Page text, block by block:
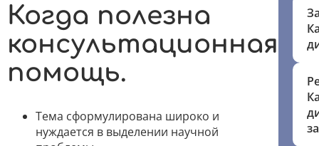
Когда полезна
консультационная
помощь.
Тема сформулирована широко и
нуждается в выделении научной